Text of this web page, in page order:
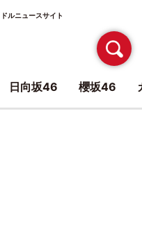
ルニュースサイト
日向坂46 櫻坂46